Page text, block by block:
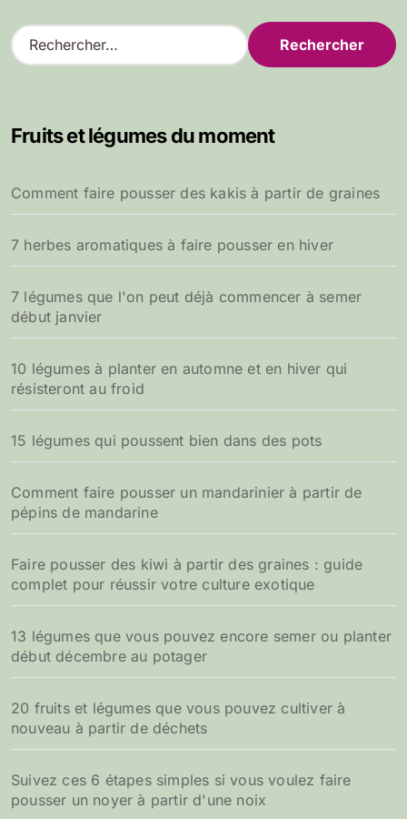
R
e
r
e
r
:
Fruits et légumes du moment
Comment faire pousser des kakis à partir de graines
7 herbes aromatiques à faire pousser en hiver
7 légumes que l'on peut déjà commencer à semer
début janvier
10 légumes à planter en automne et en hiver qui
résisteront au froid
15 légumes qui poussent bien dans des pots
Comment faire pousser un mandarinier à partir de
pépins de mandarine
Faire pousser des kiwi à partir des graines : guide
complet pour réussir votre culture exotique
13 légumes que vous pouvez encore semer ou planter
début décembre au potager
20 fruits et légumes que vous pouvez cultiver à
nouveau à partir de déchets
Suivez ces 6 étapes simples si vous voulez faire
pousser un noyer à partir d'une noix